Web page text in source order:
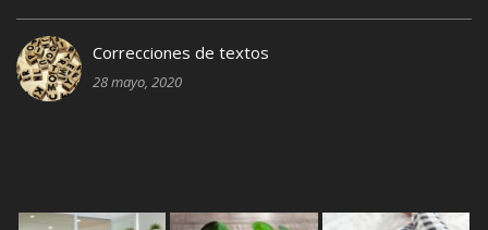
Correcciones de textos
28 mayo, 2020